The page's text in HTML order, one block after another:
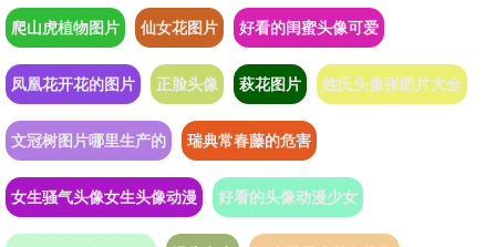
爬山虎植物图片 仙女花图片 好看的闺蜜头像可爱
凤凰花开花的图片 正脸头像 萩花图片 姓氏头像张图片大全
文冠树图片哪里生产的 瑞典常春藤的危害
女生骚气头像女生头像动漫 好看的头像动漫少女